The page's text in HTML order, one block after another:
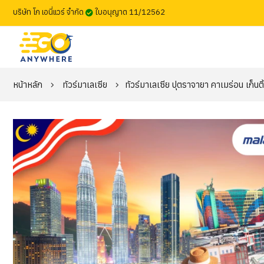
บริษัท โก เอนี่แวร์ จำกัด ใบอนุญาต 11/12562
หน้าหลัก ทัวร์มาเลเซีย ทัวร์มาเลเซีย ปุตราจายา คาเมร่อน เก็